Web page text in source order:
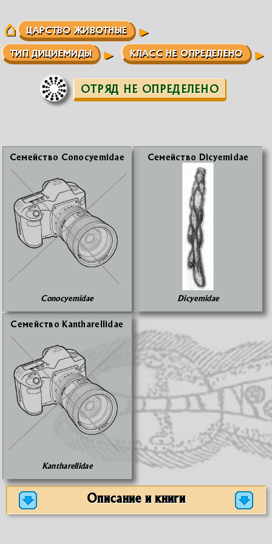
ЦАРСТВО ЖИВОТНЫЕ
ТИП ДИЦИЕМИДЫ КЛАСС НЕ ОПРЕДЕЛЕНО
ОТРЯД НЕ ОПРЕДЕЛЕНО
Се­мей­ство Conocyemidae
Conocyemidae
Се­мей­ство Dicyemidae
Dicyemidae
Се­мей­ство Kantharellidae
Kantharellidae
Описание и книги